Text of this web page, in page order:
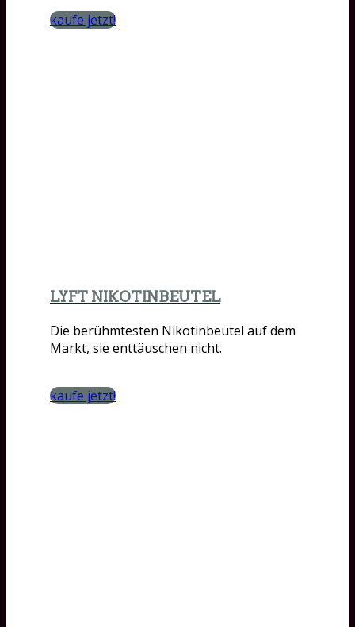
kaufe jetzt!
LYFT NIKOTINBEUTEL
Die berühmtesten Nikotinbeutel auf dem
Markt, sie enttäuschen nicht.
kaufe jetzt!